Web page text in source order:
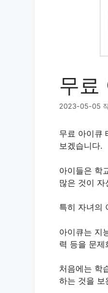
무료
2023-05-05
무료 아이큐
보겠습니다.
아이들은 학
많은 것이 자
특히 자녀의
아이큐는 지
력 등을 문제
처음에는 학
하는 것을 보